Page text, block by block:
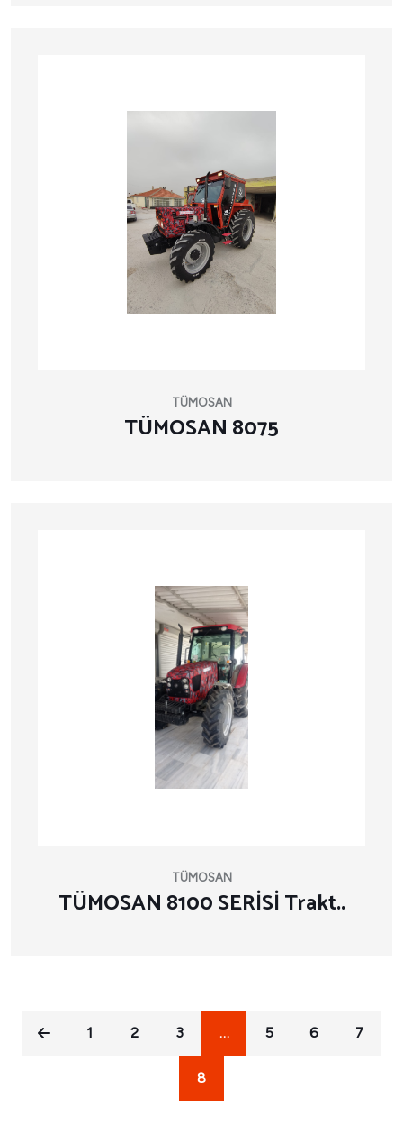
TÜMOSAN
TÜMOSAN 8075
TÜMOSAN
TÜMOSAN 8100 SERİSİ Trakt..
1 2 3 … 5 6 7
8